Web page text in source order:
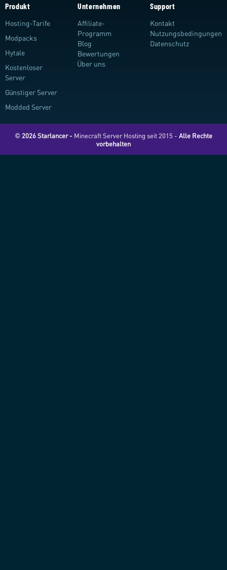
Produkt
Hosting-Tarife
Modpacks
Hytale
Kostenloser
Server
Günstiger Server
Modded Server
Unternehmen
Affiliate-
Programm
Blog
Bewertungen
Über uns
Support
Kontakt
Nutzungsbedingungen
Datenschutz
© 2026 Starlancer - Minecraft Server Hosting seit 2015 - Alle Rechte
vorbehalten